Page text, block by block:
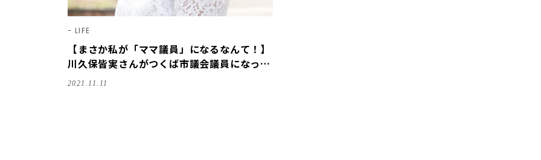
LIFE
【まさか私が「ママ議員」になるなんて！】
川久保皆実さんがつくば市議会議員になった
理由は？
2021.11.11